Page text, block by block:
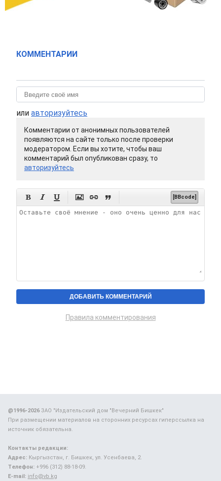
КОММЕНТАРИИ
или авторизуйтесь
Комментарии от анонимных пользователей
появляются на сайте только после проверки
модератором. Если вы хотите, чтобы ваш
комментарий был опубликован сразу, то
авторизуйтесь
      [BBcode]
Правила комментирования
@1996-2026ЗАО "Издательский дом "Вечерний Бишкек"
При размещении материалов на сторонних ресурсах гиперссылка на
источник обязательна.
Контакты редакции:
Адрес: Кыргызстан, г. Бишкек, ул. Усенбаева, 2.
Телефон: +996 (312) 88-18-09.
E-mail: info@vb.kg